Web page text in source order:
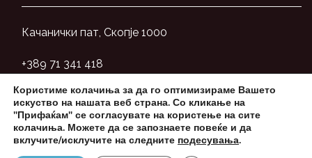
Качанички пат, Скопје 1000
+389 71 341 418
aensystemsmk@gmail.com
Користиме колачиња за да го оптимизираме Вашето
искуство на нашата веб страна. Со кликање на
"Прифаќам" се согласувате на користење на сите
колачиња. Можете да се запознаете повеќе и да
вклучите/исклучите на следните подесувања.